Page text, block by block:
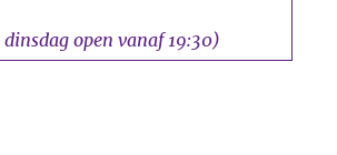
dinsdag open vanaf 19:30)